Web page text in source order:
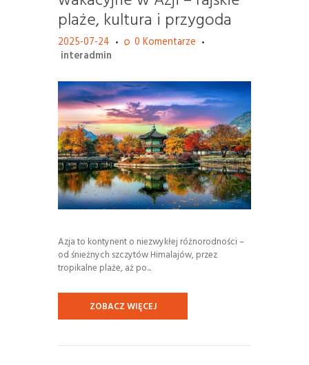
plaże, kultura i przygoda
2025-07-24 0 Komentarze
interadmin
Azja to kontynent o niezwykłej różnorodności –
od śnieżnych szczytów Himalajów, przez
tropikalne plaże, aż po...
ZOBACZ WIĘCEJ